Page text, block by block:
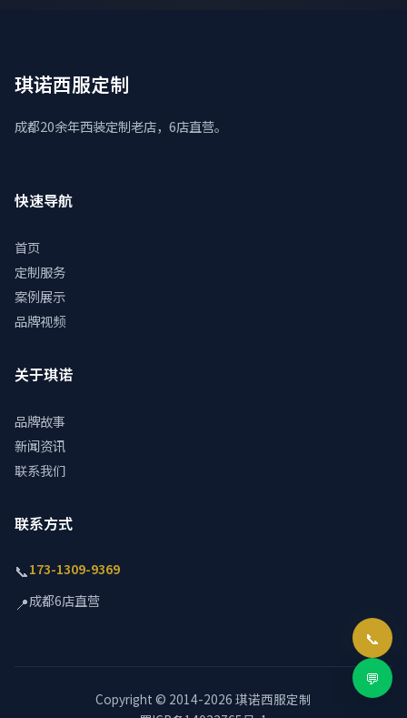
琪诺西服定制
成都20余年西装定制老店，6店直营。
快速导航
首页
定制服务
案例展示
品牌视频
关于琪诺
品牌故事
新闻资讯
联系我们
联系方式
📞173-1309-9369
📍成都6店直营
Copyright © 2014-2026 琪诺西服定制
📞
💬